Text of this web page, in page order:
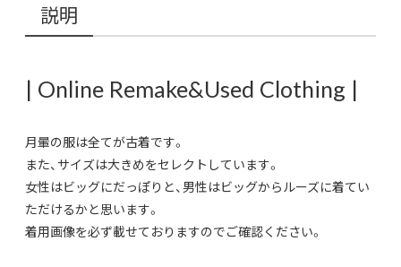
説明
| Online Remake&Used Clothing |
月暈の服は全てが古着です。
また、サイズは大きめをセレクトしています。
女性はビッグにだっぽりと、男性はビッグからルーズに着てい
ただけるかと思います。
着用画像を必ず載せておりますのでご確認ください。